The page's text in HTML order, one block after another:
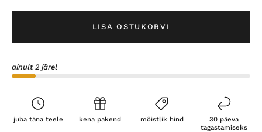
LISA OSTUKORVI
ainult 2 järel
juba täna teele kena pakend mõistlik hind
30 päeva
tagastamiseks